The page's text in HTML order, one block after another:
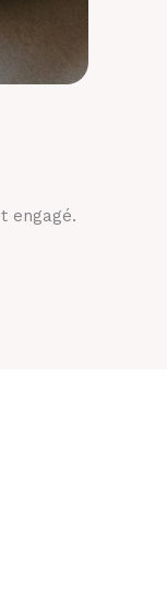
engagé.